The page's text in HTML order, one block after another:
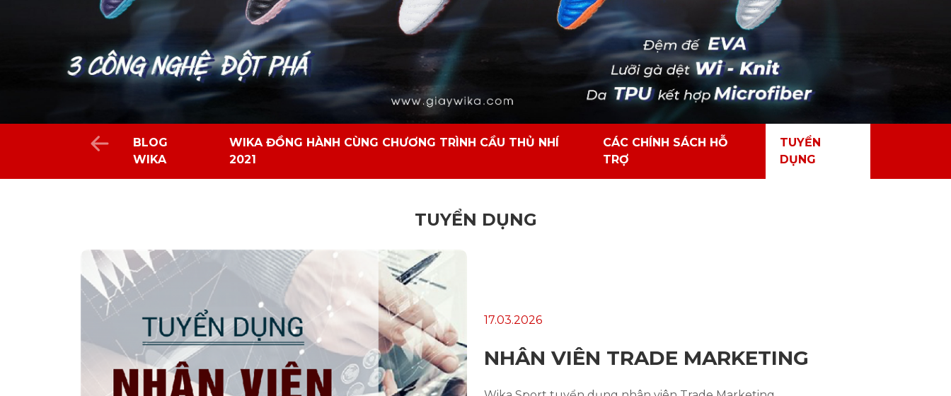
BLOG
WIKA
WIKA ĐỒNG HÀNH CÙNG CHƯƠNG TRÌNH CẦU THỦ NHÍ
2021
CÁC CHÍNH SÁCH HỖ
TRỢ
TUYỂN
DỤNG
TUYỂN DỤNG
17.03.2026
NHÂN VIÊN TRADE MARKETING